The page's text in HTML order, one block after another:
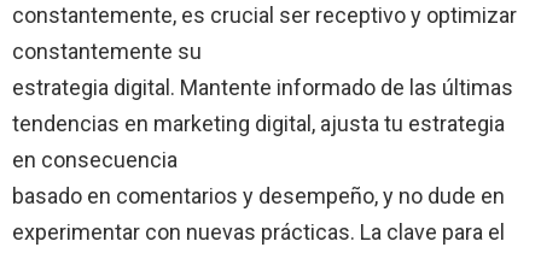
constantemente, es crucial ser receptivo y optimizar
constantemente su
estrategia digital. Mantente informado de las últimas
tendencias en marketing digital, ajusta tu estrategia
en consecuencia
basado en comentarios y desempeño, y no dude en
experimentar con nuevas prácticas. La clave para el